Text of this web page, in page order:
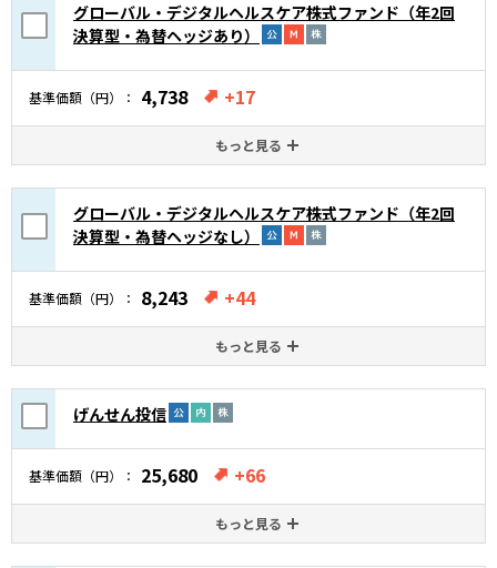
グローバル・デジタルヘルスケア株式ファンド（年2回
決算型・為替ヘッジあり）
基準価額（円） 4,738 +17
もっと見る
グローバル・デジタルヘルスケア株式ファンド（年2回
決算型・為替ヘッジなし）
基準価額（円） 8,243 +44
もっと見る
げんせん投信
基準価額（円） 25,680 +66
もっと見る